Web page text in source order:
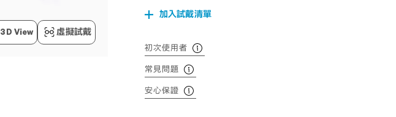
3D View 虛擬試戴
加入試戴清單
初次使用者
常見問題
安心保證